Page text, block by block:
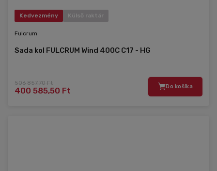
Kedvezmény Külső raktár
Fulcrum
Sada kol FULCRUM Wind 400C C17 - HG
506 857,70 Ft
400 585,50 Ft Do košíka